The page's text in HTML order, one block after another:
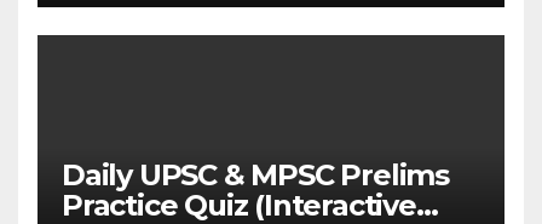
Daily UPSC & MPSC Prelims
Practice Quiz (Interactive